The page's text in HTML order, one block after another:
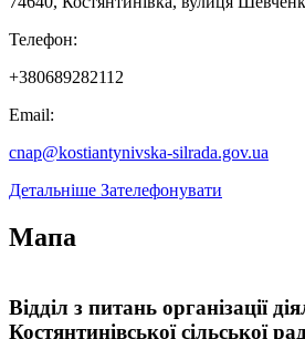
Телефон:
+380689282112
Email:
cnap@kostiantynivska-silrada.gov.ua
Детальніше Зателефонувати
Мапа
+
Відділ з питань організації
Костянтинівської сільської